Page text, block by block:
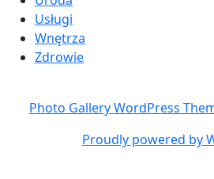
Usługi
Wnętrza
Zdrowie
Photo Gallery WordPress
Proudly powered by